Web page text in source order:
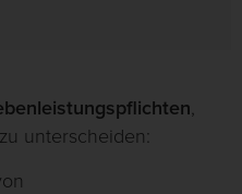
,
zu unterscheiden: